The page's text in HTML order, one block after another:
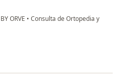
ORVE • Consulta de Ortopedia y